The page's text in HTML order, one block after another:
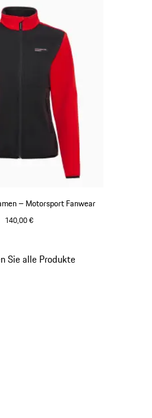
– Motorsport Fanwear
140,00 €
Sie alle Produkte